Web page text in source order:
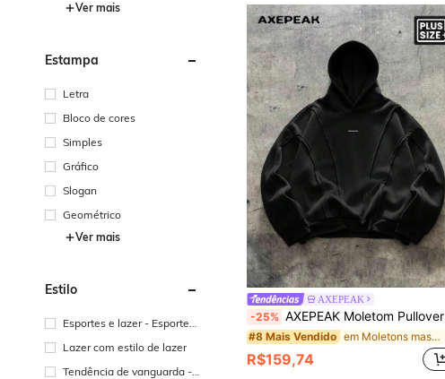
Ver mais
Estampa
Letra
Bloco de cores
Simples
Gráfico
Slogan
Geométrico
Ver mais
Estilo
Esportes e lazer - Esportes
Lazer com estilo de lazer
Tendência de vanguarda -
AXEPEAK
-25% AXEPEAK Moletom Pullover Masculino Casual para Férias, Solto, Confortável, Quente, Estiloso e Versátil, Plus Size
#8 Mais Vendido em Moletons masculinos plus size
R$159,74